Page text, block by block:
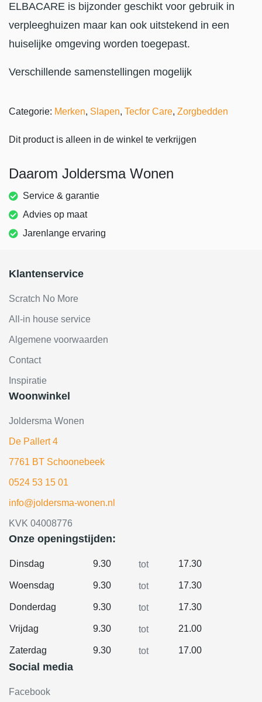
ELBACARE is bijzonder geschikt voor gebruik in
verpleeghuizen maar kan ook uitstekend in een
huiselijke omgeving worden toegepast.
Verschillende samenstellingen mogelijk
Categorie: Merken, Slapen, Tecfor Care, Zorgbedden
Dit product is alleen in de winkel te verkrijgen
Daarom Joldersma Wonen
Service & garantie
Advies op maat
Jarenlange ervaring
Klantenservice
Scratch No More
All-in house service
Algemene voorwaarden
Contact
Inspiratie
Woonwinkel
Joldersma Wonen
De Pallert 4
7761 BT Schoonebeek
0524 53 15 01
info@joldersma-wonen.nl
KVK 04008776
Onze openingstijden:
Dinsdag 9.30 tot 17.30
Woensdag 9.30 tot 17.30
Donderdag 9.30 tot 17.30
Vrijdag 9.30 tot 21.00
Zaterdag 9.30 tot 17.00
Social media
Facebook